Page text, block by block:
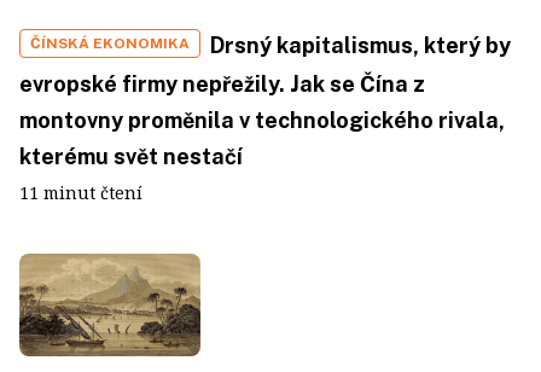
ČÍNSKÁ EKONOMIKA
Drsný kapitalismus, který by
evropské firmy nepřežily. Jak se Čína z
montovny proměnila v technologického rivala,
kterému svět nestačí
11 minut čtení